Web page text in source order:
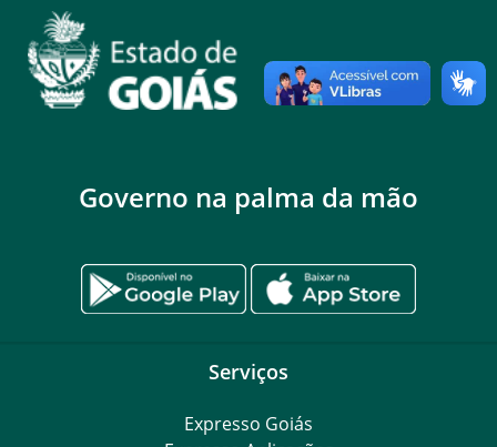
Governo na palma da mão
Serviços
Expresso Goiás